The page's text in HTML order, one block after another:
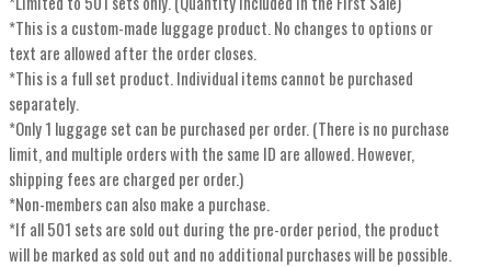
*This is a custom-made luggage product. No changes to options or
text are allowed after the order closes.
*This is a full set product. Individual items cannot be purchased
separately.
*Only 1 luggage set can be purchased per order. (There is no purchase
limit, and multiple orders with the same ID are allowed. However,
shipping fees are charged per order.)
*Non-members can also make a purchase.
*If all 501 sets are sold out during the pre-order period, the product
will be marked as sold out and no additional purchases will be possible.